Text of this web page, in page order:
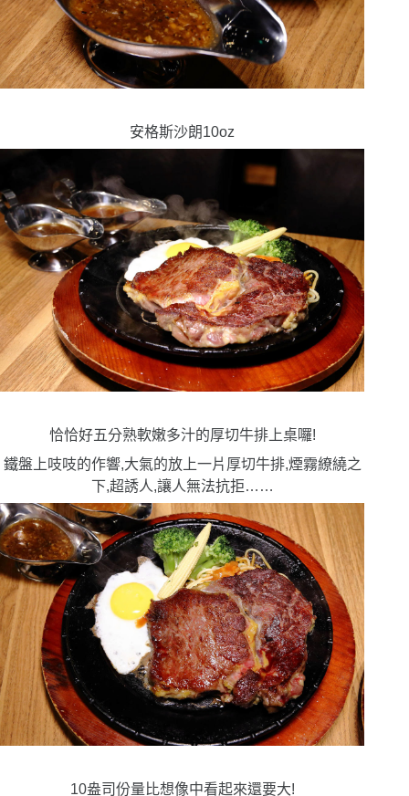
安格斯沙朗10oz
恰恰好五分熟軟嫩多汁的厚切牛排上桌囉!
鐵盤上吱吱的作響,大氣的放上一片厚切牛排,煙霧繚繞之
下,超誘人,讓人無法抗拒……
10盎司份量比想像中看起來還要大!